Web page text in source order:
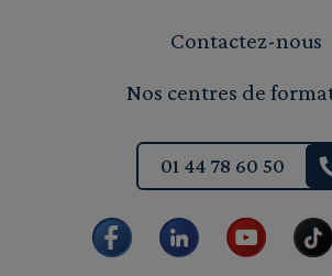
Contactez-nous
Nos centres de
01 44 78 60 50